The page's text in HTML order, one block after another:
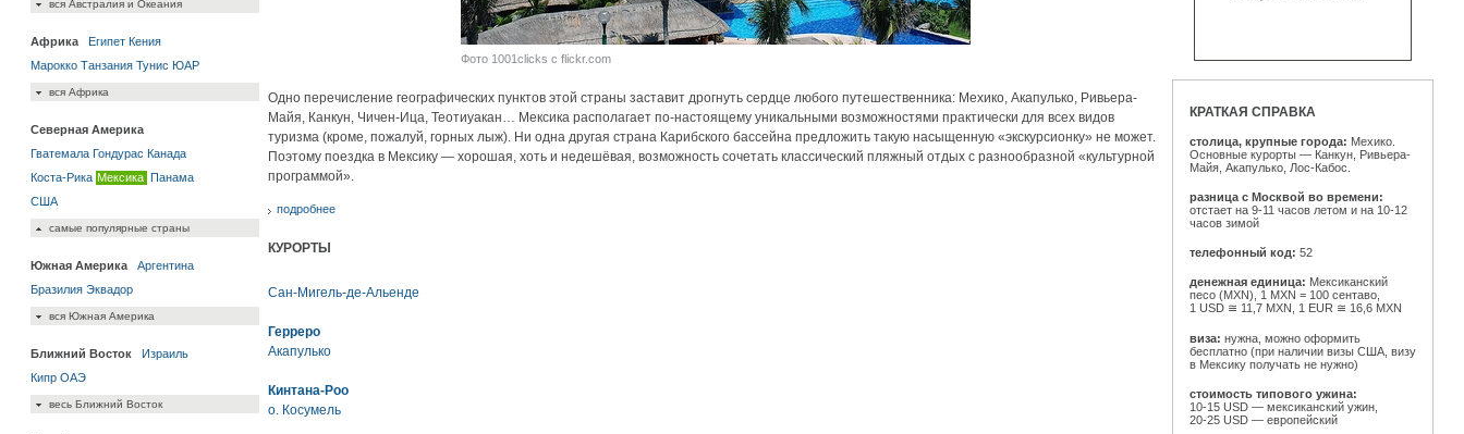
вся Австралия и Океания
Африка Египет Кения
Марокко Танзания Тунис ЮАР
вся Африка
Северная Америка
Гватемала Гондурас Канада
Коста-Рика Мексика Панама
США
самые популярные страны
Южная Америка
Аргентина
Бразилия Эквадор
вся Южная Америка
Ближний Восток
Израиль
Кипр ОАЭ
весь Ближний Восток
КРАТКАЯ СПРАВКА
столица, крупные города: Мехико.
Основные курорты — Канкун, Ривьера-
Майя, Акапулько, Лос-Кабос.
разница с Москвой во времени:
отстает на 9-11 часов летом и на 10-12
часов зимой
телефонный код: 52
денежная единица: Мексиканский
песо (MXN), 1 MXN = 100 сентаво,
1 USD ≅ 11,7 MXN, 1 EUR ≅ 16,6 MXN
виза: нужна, можно оформить
бесплатно (при наличии визы США, визу
в Мексику получать не нужно)
стоимость типового ужина:
10-15 USD — мексиканский ужин,
20-25 USD — европейский
Фото 1001clicks с flickr.com
Одно перечисление географических пунктов этой страны заставит дрогнуть сердце любого путешественника: Мехико, Акапулько, Ривьера-
Майя, Канкун, Чичен-Ица, Теотиуакан… Мексика располагает по-настоящему уникальными возможностями практически для всех видов
туризма (кроме, пожалуй, горных лыж). Ни одна другая страна Карибского бассейна предложить такую насыщенную «экскурсионку» не может.
Поэтому поездка в Мексику — хорошая, хоть и недешёвая, возможность сочетать классический пляжный отдых с разнообразной «культурной
программой».
подробнее
КУРОРТЫ
Сан-Мигель-де-Альенде
Герреро
Акапулько
Кинтана-Роо
о. Косумель